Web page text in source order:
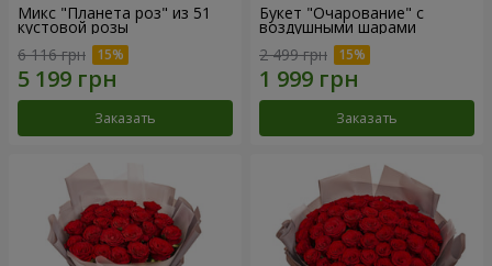
Микс "Планета роз" из 51
кустовой розы
6 116 грн
Заказать
Букет "Очарование" с
воздушными шарами
2 499 грн
Заказать